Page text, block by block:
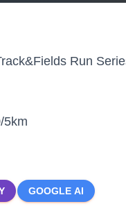
Run
5km
GOOGLE AI